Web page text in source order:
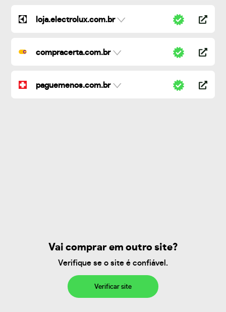
loja.electrolux.com.br
compracerta.com.br
paguemenos.com.br
Vai comprar em outro site?
Verifique se o site é confiável.
Verificar site